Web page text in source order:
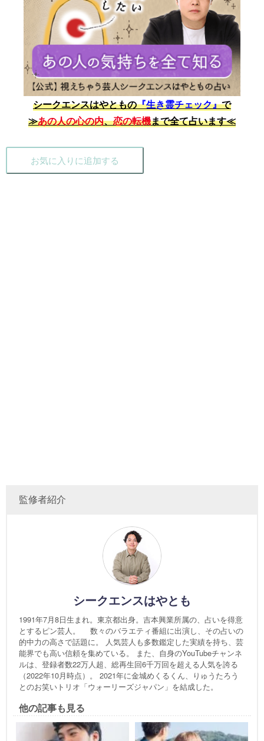
シークエンスはやともの『生き霊チェック』で
≫あの人の心の内、恋の転機まで全て占います≪
お気に入りに追加する
監修者紹介
シークエンスはやとも
1991年7月8日生まれ。東京都出身。吉本興業所属の、占いを得意
とするピン芸人。 数々のバラエティ番組に出演し、その占いの
的中力の高さで話題に。 人気芸人も多数鑑定した実績を持ち、芸
能界でも高い信頼を集めている。 また、自身のYouTubeチャンネ
ルは、登録者数22万人超、総再生回6千万回を超える人気を誇る
（2022年10月時点）。 2021年に金城めくるくん、りゅうたろう
とのお笑いトリオ「ウォーリーズジャパン」を結成した。
他の記事も見る